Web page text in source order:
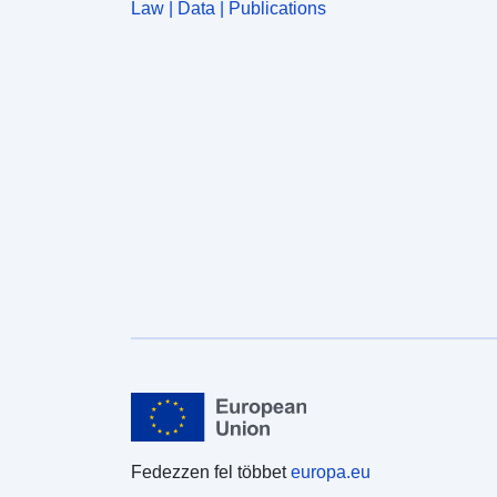
Law | Data | Publications
Fedezzen fel többeteuropa.eu